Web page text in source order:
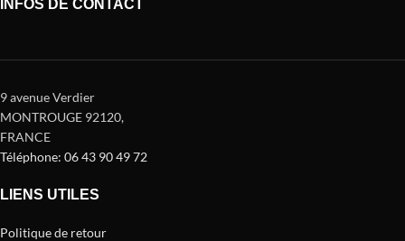
INFOS DE CONTACT
9 avenue Verdier
MONTROUGE 92120,
FRANCE
Téléphone: 06 43 90 49 72
LIENS UTILES
Politique de retour